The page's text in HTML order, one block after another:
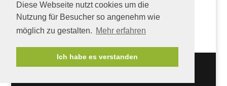
Diese Webseite nutzt cookies um die
Nutzung für Besucher so angenehm wie
möglich zu gestalten. Mehr erfahren
Ich habe es verstanden
Tel. 08333-9242986
naturnaherkindergarten@markt-babenhausen.de
Designed byElegant Themes| Powered by